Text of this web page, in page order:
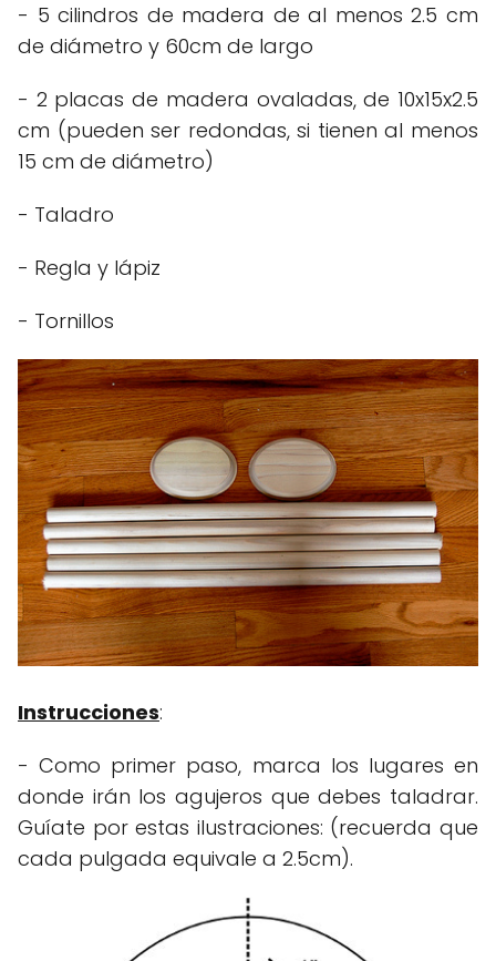
- 5 cilindros de madera de al menos 2.5 cm
de diámetro y 60cm de largo
- 2 placas de madera ovaladas, de 10x15x2.5
cm (pueden ser redondas, si tienen al menos
15 cm de diámetro)
- Taladro
- Regla y lápiz
- Tornillos
Instrucciones:
- Como primer paso, marca los lugares en
donde irán los agujeros que debes taladrar.
Guíate por estas ilustraciones: (recuerda que
cada pulgada equivale a 2.5cm).